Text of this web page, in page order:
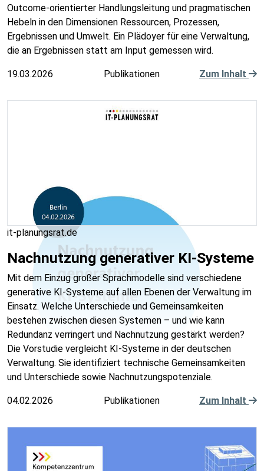
Outcome-orientierter Handlungsleitung und pragmatischen
Hebeln in den Dimensionen Ressourcen, Prozessen,
Ergebnissen und Umwelt. Ein Plädoyer für eine Verwaltung,
die an Ergebnissen statt am Input gemessen wird.
19.03.2026 Publikationen Zum Inhalt
it-planungsrat.de
Nachnutzung generativer KI-Systeme
Mit dem Einzug großer Sprachmodelle sind verschiedene
generative KI-Systeme auf allen Ebenen der Verwaltung im
Einsatz. Welche Unterschiede und Gemeinsamkeiten
bestehen zwischen diesen Systemen – und wie kann
Redundanz verringert und Nachnutzung gestärkt werden?
Die Vorstudie vergleicht KI-Systeme in der deutschen
Verwaltung. Sie identifiziert technische Gemeinsamkeiten
und Unterschiede sowie Nachnutzungspotenziale.
04.02.2026 Publikationen Zum Inhalt